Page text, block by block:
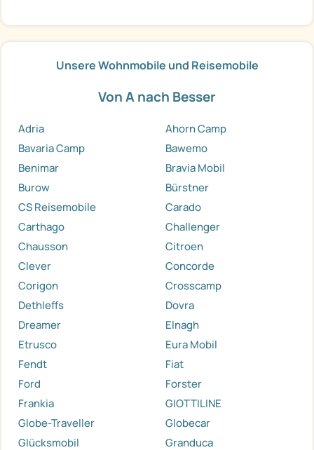
Unsere Wohnmobile und Reisemobile
Von A nach Besser
Adria
Ahorn Camp
Bavaria Camp
Bawemo
Benimar
Bravia Mobil
Burow
Bürstner
CS Reisemobile
Carado
Carthago
Challenger
Chausson
Citroen
Clever
Concorde
Corigon
Crosscamp
Dethleffs
Dovra
Dreamer
Elnagh
Etrusco
Eura Mobil
Fendt
Fiat
Ford
Forster
Frankia
GIOTTILINE
Globe-Traveller
Globecar
Glücksmobil
Granduca